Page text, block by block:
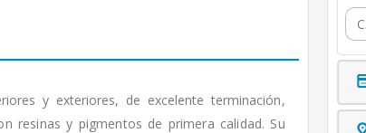
y exteriores, de excelente terminación,
resinas y pigmentos de primera calidad. Su